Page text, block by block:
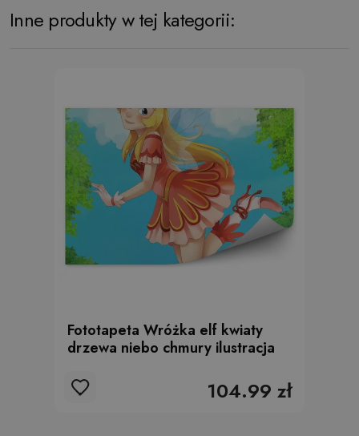
Inne produkty w tej kategorii:
Fototapeta Wróżka elf kwiaty
drzewa niebo chmury ilustracja
104.99 zł